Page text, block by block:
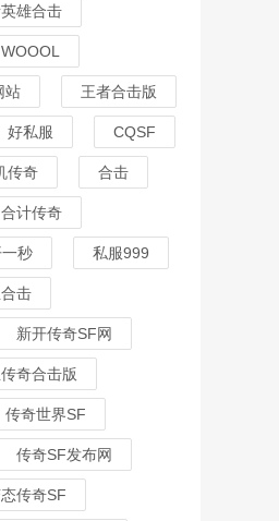
雄合击
WOOOL
站 王者合击版
好私服 CQSF
传奇 合击
合计传奇
秒 私服999
击
新开传奇SF网
奇合击版
传奇世界SF
传奇SF发布网
传奇SF